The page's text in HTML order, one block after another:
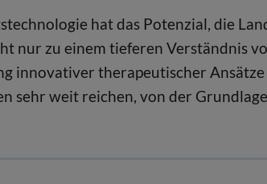
hat das Potenzial, die
nur zu einem tieferen Verständnis
innovativer therapeutischer
sehr weit reichen, von der